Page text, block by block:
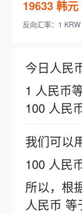
19633韩元
反向汇率：1
今日人民
1 人民币
100 人民
我们可以
100 人民
所以，根
人民币 等